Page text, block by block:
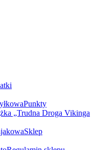
Punkty
„Trudna Droga Vikinga
Sklep